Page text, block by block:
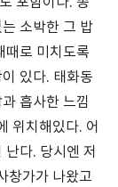
소박한 그 밥
때로 미치도록
있다. 태화동
흡사한 느낌
위치해있다. 어
다. 당시엔 저
창가가 나왔고